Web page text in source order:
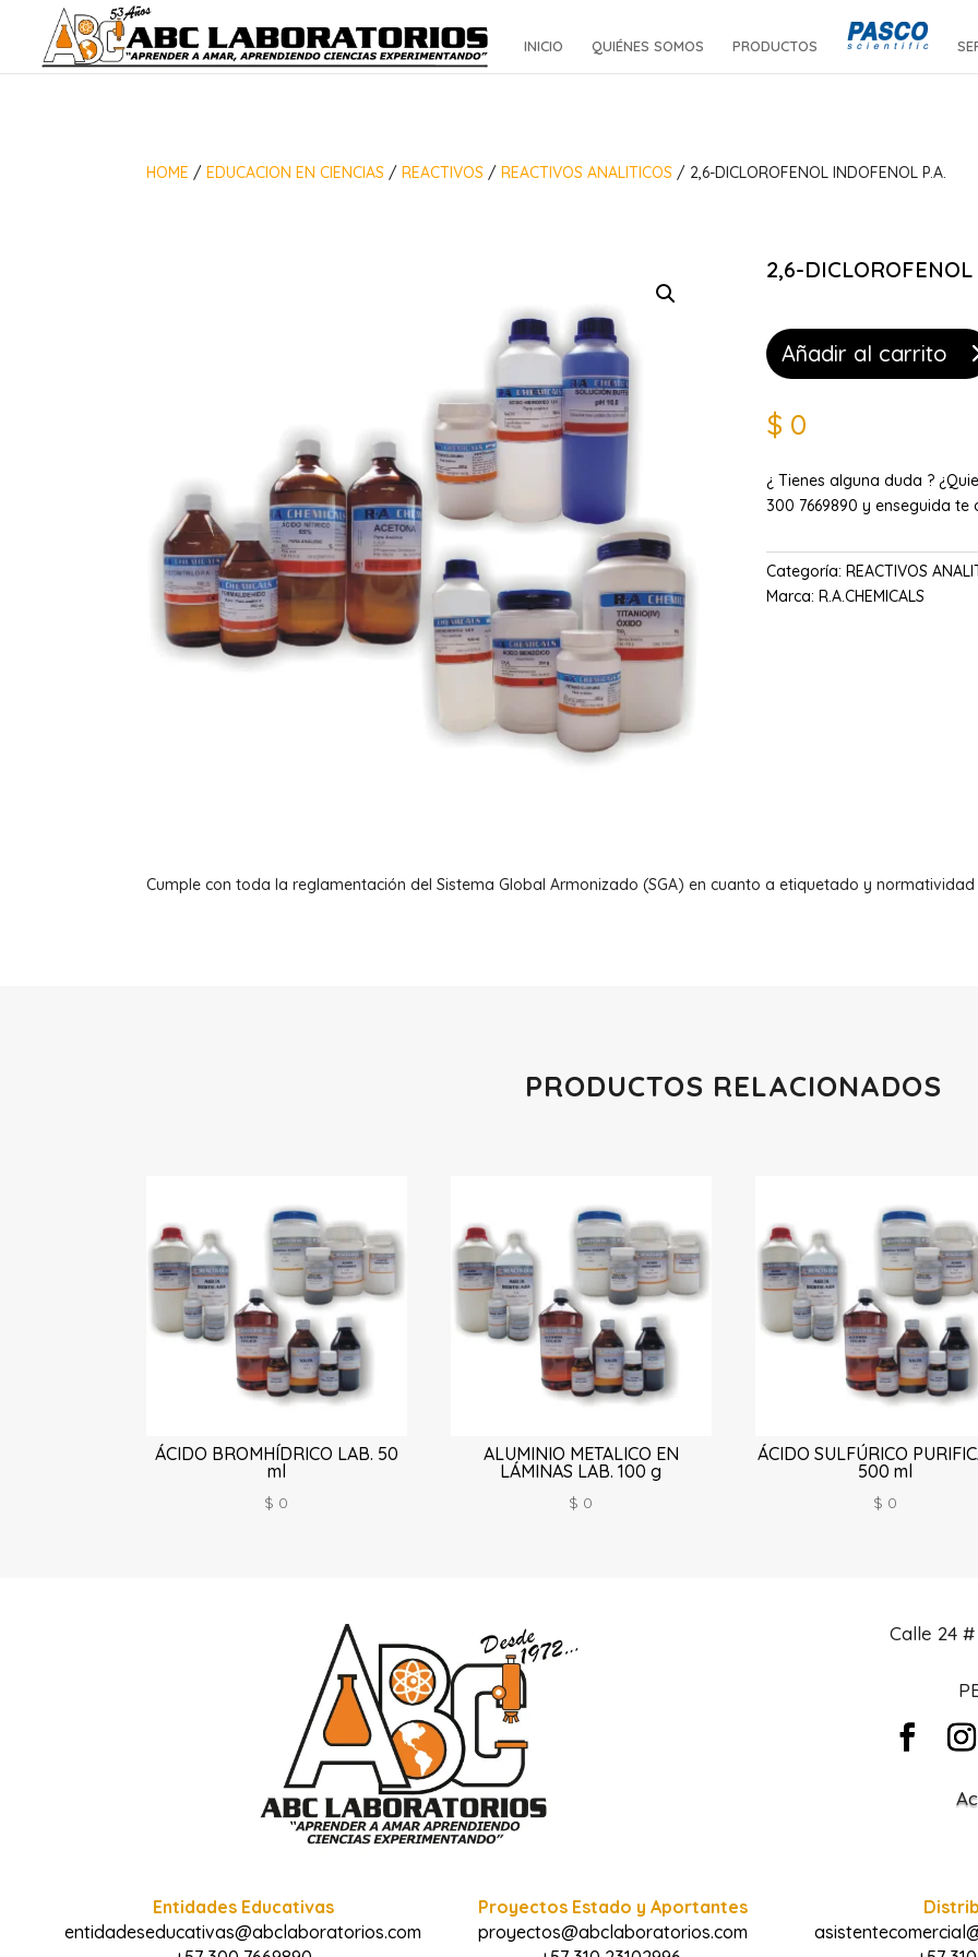
INICIO QUIÉNES SOMOS PRODUCTOS
HOME /EDUCACION EN CIENCIAS /REACTIVOS /REACTIVOS ANALITICOS / 2,6-DICLOROFENOL INDOFENOL P.A.
2,6-
Añadir al carrito
$ 0
¿ Tienes alguna duda ?
300 7669890 y enseguida te
Categoría: REACTIVOS
Marca: R.A.CHEMICALS
Cumple con toda la reglamentación del Sistema Global Armonizado (SGA) en cuanto a etiquetado y normatividad
PRODUCTOS RELACIONADOS
ÁCIDO BROMHÍDRICO LAB. 50
ml
$ 0
ALUMINIO METALICO EN
LÁMINAS LAB. 100 g
$ 0
ÁCIDO SULFÚRICO
500 ml
$ 0
Calle 24
Entidades Educativas
entidadeseducativas@abclaboratorios.com
Proyectos Estado y Aportantes
proyectos@abclaboratorios.com